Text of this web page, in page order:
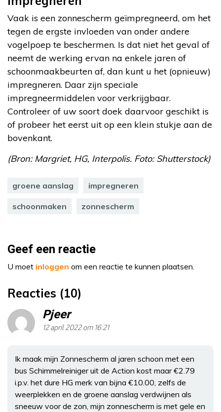
Vaak is een zonnescherm geïmpregneerd, om het
tegen de ergste invloeden van onder andere
vogelpoep te beschermen. Is dat niet het geval of
neemt de werking ervan na enkele jaren of
schoonmaakbeurten af, dan kunt u het (opnieuw)
impregneren. Daar zijn speciale
impregneermiddelen voor verkrijgbaar.
Controleer of uw soort doek daarvoor geschikt is
of probeer het eerst uit op een klein stukje aan de
bovenkant.
(Bron: Margriet, HG, Interpolis. Foto: Shutterstock)
groene aanslag impregneren
schoonmaken zonnescherm
Geef een reactie
U moet inloggen om een reactie te kunnen plaatsen.
Reacties (10)
Pjeer
12 april 2022 om 16:21
Ik maak mijn Zonnescherm al jaren schoon met een
bus Schimmelreiniger uit de Action kost maar €2.79
i.p.v. het dure HG merk van bijna €10.00, zelfs de
weerplekken en de groene aanslag verdwijnen als
sneeuw voor de zon, mijn zonnescherm is met gele en